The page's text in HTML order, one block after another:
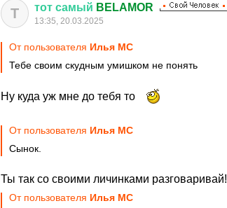
Т тот самый BELAMOR
13:35, 20.03.2025
От пользователя Илья MC
Тебе своим скудным умишком не понять
Ну куда уж мне до тебя то
От пользователя Илья MC
Сынок.
Ты так со своими личинками разговаривай!
От пользователя Илья MC